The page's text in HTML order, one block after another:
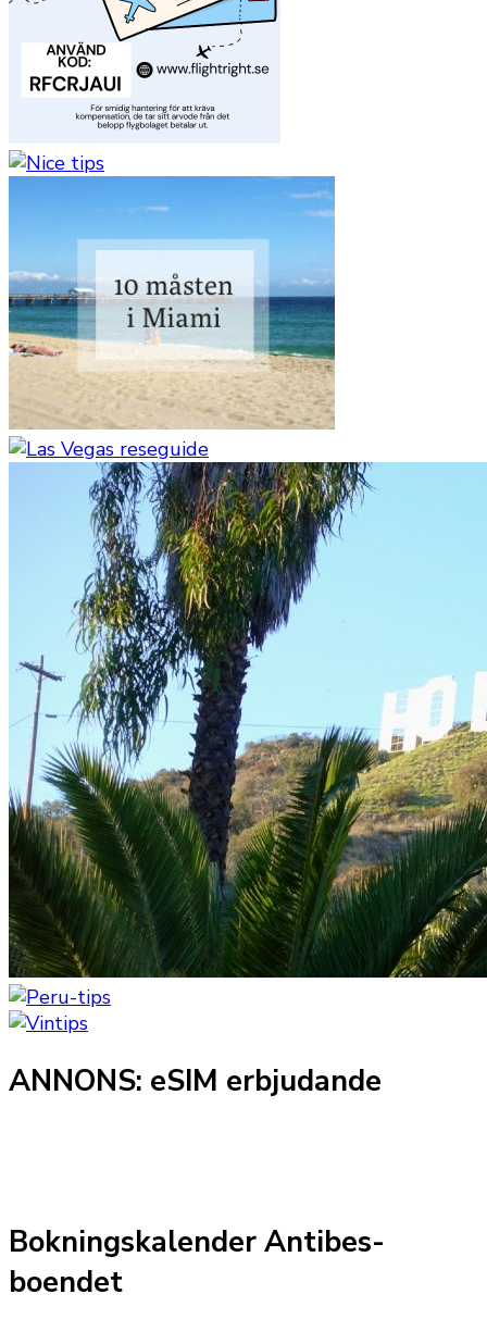
ANNONS: eSIM erbjudande
Bokningskalender Antibes-
boendet